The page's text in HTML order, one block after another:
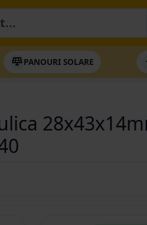
PANOURI SOLARE